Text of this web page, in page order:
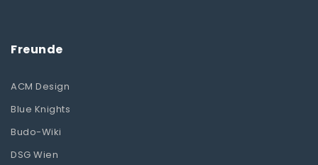
Freunde
ACM Design
Blue Knights
Budo-Wiki
DSG Wien